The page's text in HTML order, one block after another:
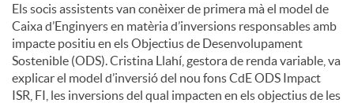
n
g
Els socis assistents van conèixer de primera mà el model de
Caixa d’Enginyers en matèria d’inversions responsables amb
impacte positiu en els Objectius de Desenvolupament
Sostenible (ODS). Cristina Llahí, gestora de renda variable, va
explicar el model d’inversió del nou fons CdE ODS Impact
ISR, FI, les inversions del qual impacten en els objectius de les